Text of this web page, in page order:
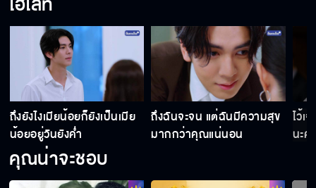
ถึงยังไงเมียน้อยก็ยังเป็นเมีย
น้อยอยู่วันยังค่ำ
ถึงฉันจะจน แต่ฉันมีความสุข
มากกว่าคุณแน่นอน
ไว้เ
นะคะ
คุณน่าจะชอบ